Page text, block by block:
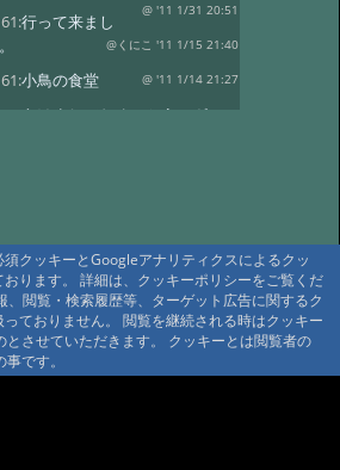
@ '11 1/31 20:51
行って来まし
@くにこ '11 1/15 21:40
小鳥の食堂 @ '11 1/14 21:27
あけましておめでとうござい
今日は疲れました。
@ '10 11/29 22:37
寒い朝です。
@ '10 11/19 22:16
そろそろ冬支度
@ '10 11/4 10:30
白い峰
ふじばかまとア
須クッキーとGoogleアナリティクスによるクッ
おります。 詳細は、クッキーポリシーをご覧くだ
、閲覧・検索履歴等、ターゲット広告に関するク
っておりません。 閲覧を継続される時はクッキー
させていただきます。 クッキーとは閲覧者の
です。